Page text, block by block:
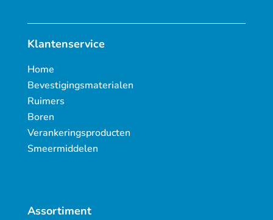
Klantenservice
Home
Bevestigingsmaterialen
Ruimers
Boren
Verankeringsproducten
Smeermiddelen
Assortiment